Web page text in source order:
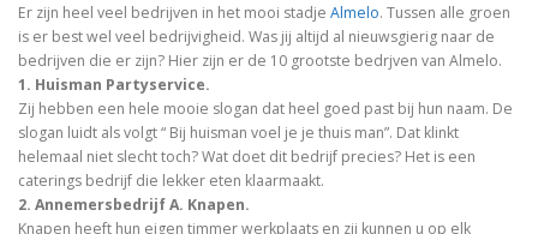
Er zijn heel veel bedrijven in het mooi stadje Almelo. Tussen alle groen
is er best wel veel bedrijvigheid. Was jij altijd al nieuwsgierig naar de
bedrijven die er zijn? Hier zijn er de 10 grootste bedrjven van Almelo.
1. Huisman Partyservice.
Zij hebben een hele mooie slogan dat heel goed past bij hun naam. De
slogan luidt als volgt “ Bij huisman voel je je thuis man”. Dat klinkt
helemaal niet slecht toch? Wat doet dit bedrijf precies? Het is een
caterings bedrijf die lekker eten klaarmaakt.
2. Annemersbedrijf A. Knapen.
Knapen heeft hun eigen timmer werkplaats en zij kunnen u op elk